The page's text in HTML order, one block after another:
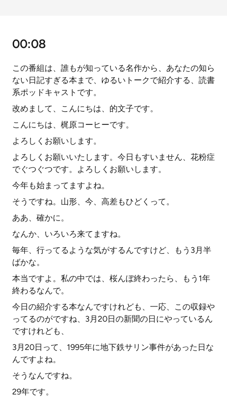
00:08
この番組は、誰もが知っている名作から、あなたの知ら
ない日記すぎる本まで、ゆるいトークで紹介する、読書
系ポッドキャストです。
改めまして、こんにちは、的文子です。
こんにちは、梶原コーヒーです。
よろしくお願いします。
よろしくお願いいたします。今日もすいません、花粉症
でぐつぐつです。よろしくお願いします。
今年も始まってますよね。
そうですね。山形、今、高差もひどくって。
ああ、確かに。
なんか、いろいろ来てますね。
毎年、行ってるような気がするんですけど、もう3月半
ばかな。
本当ですよ。私の中では、桜んぼ終わったら、もう1年
終わるなんで。
今日の紹介する本なんですけれども、一応、この収録や
ってるのがですね、3月20日の新聞の日にやっているん
ですけれども、
3月20日って、1995年に地下鉄サリン事件があった日な
んですよね。
そうなんですね。
29年です。